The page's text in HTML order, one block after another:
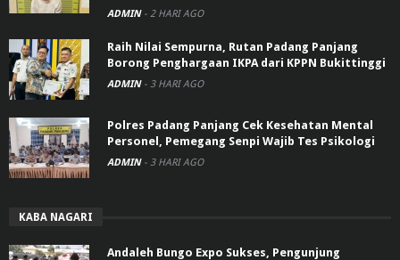
ADMIN - 2 HARI AGO
Raih Nilai Sempurna, Rutan Padang Panjang
Borong Penghargaan IKPA dari KPPN Bukittinggi
ADMIN - 3 HARI AGO
Polres Padang Panjang Cek Kesehatan Mental
Personel, Pemegang Senpi Wajib Tes Psikologi
ADMIN - 3 HARI AGO
KABA NAGARI
Andaleh Bungo Expo Sukses, Pengunjung